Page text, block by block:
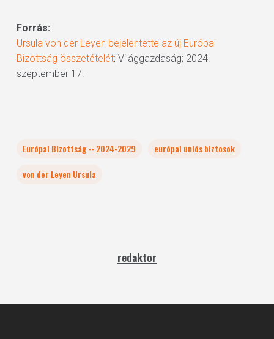
Forrás:
Ursula von der Leyen bejelentette az új Európai
Bizottság összetételét; Világgazdaság; 2024.
szeptember 17.
Európai Bizottság -- 2024-2029
európai uniós biztosok
von der Leyen Ursula
redaktor